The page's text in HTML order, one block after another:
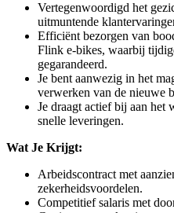
Vertegenwoordigd het
uitmuntende
Efficiënt bezorgen van
Flink e-bikes, waarbij
gegarandeerd.
Je bent aanwezig in het
verwerken van de nieuwe
Je draagt actief bij aan het
snelle leveringen.
Wat Je Krijgt:
Arbeidscontract met
zekerheidsvoordelen.
Competitief salaris met